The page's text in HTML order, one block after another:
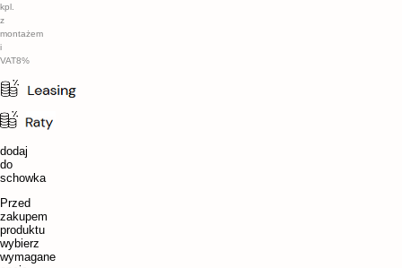
kpl.
z
montażem
i
VAT8%
dodaj
do
schowka
Przed
zakupem
produktu
wybierz
wymagane